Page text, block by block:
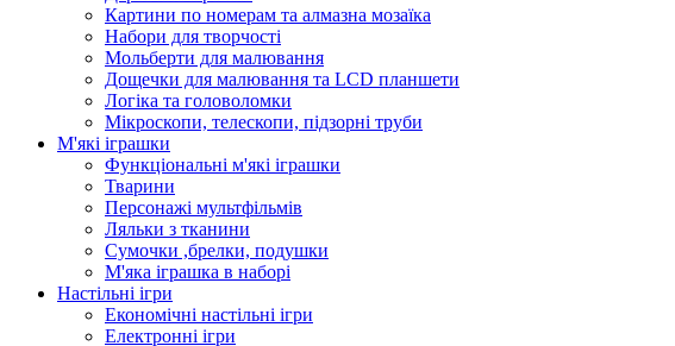
Картини по номерам та алмазна мозаїка
Набори для творчості
Мольберти для малювання
Дощечки для малювання та LCD планшети
Логіка та головоломки
Мікроскопи, телескопи, підзорні труби
М'які іграшки
Функціональні м'які іграшки
Тварини
Персонажі мультфільмів
Ляльки з тканини
Сумочки ,брелки, подушки
М'яка іграшка в наборі
Настільні ігри
Економічні настільні ігри
Електронні ігри